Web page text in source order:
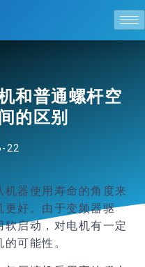
和普通螺杆空
的区别
22
机器使用寿命的角度来
更好。由于变频器驱
启动，对电机有一定
可能性。